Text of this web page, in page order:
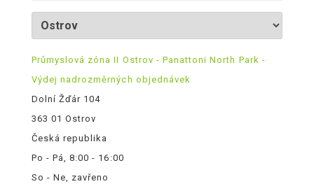
Průmyslová zóna II Ostrov - Panattoni North Park -
Výdej nadrozměrných objednávek
Dolní Žďár 104
363 01 Ostrov
Česká republika
Po - Pá, 8:00 - 16:00
So - Ne, zavřeno